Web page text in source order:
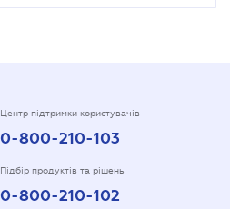
Центр підтримки користувачів
0-800-210-103
Підбір продуктів та рішень
0-800-210-102